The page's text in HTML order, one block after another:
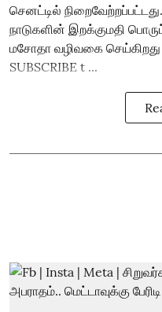
செனட்டில்
நாடுகளின் இறக்குமதி
மசோதா வழிவகை
SUBSCRIBE t ...